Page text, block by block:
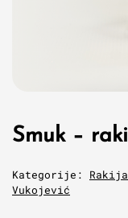
Smuk –
Kategorije:
Vukojević